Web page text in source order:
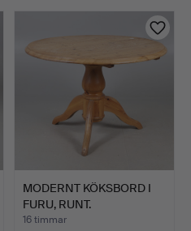
MODERNT KÖKSBORD I
FURU, RUNT.
16 timmar